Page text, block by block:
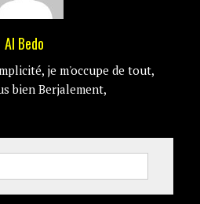
Al Bedo
je m'occupe de tout,
bien Berjalement,